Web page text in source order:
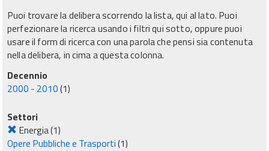
Puoi trovare la delibera scorrendo la lista, qui al lato. Puoi
perfezionare la ricerca usando i filtri qui sotto, oppure puoi
usare il form di ricerca con una parola che pensi sia contenuta
nella delibera, in cima a questa colonna.
Decennio
2000 - 2010(1)
Settori
Energia(1)
Opere Pubbliche e Trasporti(1)